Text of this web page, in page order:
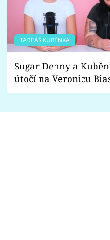
TADEÁŠ KUBĚNKA
Sugar Denny a
útočí na Veronicu
Proč je podle nich